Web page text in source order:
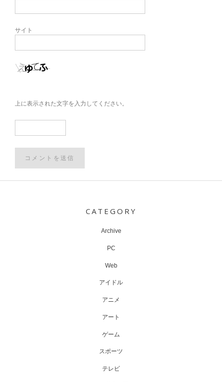
サイト
上に表示された文字を入力してください。
CATEGORY
Archive
PC
Web
アイドル
アニメ
アート
ゲーム
スポーツ
テレビ